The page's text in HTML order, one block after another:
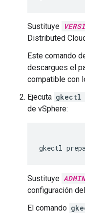
Sustituye
Distributed
Este comando
descargues el
compatible con
Ejecuta gkectl
de vSphere:
gkectl
Sustituye
configuración
El comando